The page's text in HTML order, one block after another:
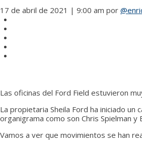
17 de abril de 2021 | 9:00 am por
Las oficinas del Ford Field estuvieron
La propietaria Sheila Ford ha iniciado
organigrama como son Chris Spielman y
Vamos a ver que movimientos se han